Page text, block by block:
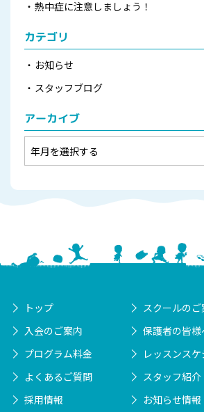
熱中症に注意しましょう！
カテゴリ
お知らせ
スタッフブログ
アーカイブ
トップ
スクールの
入会のご案内
保護者の皆様
プログラム料金
レッスンス
よくあるご質問
スタッフ紹介
採用情報
お知らせ情報